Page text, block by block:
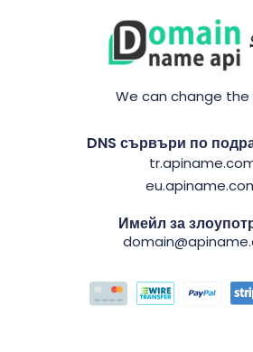
We can change the
DNS сървъри по
Имейл за